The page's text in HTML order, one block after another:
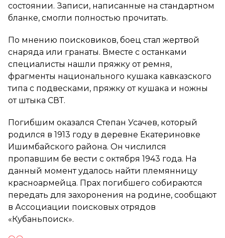
состоянии. Записи, написанные на стандартном
бланке, смогли полностью прочитать.
По мнению поисковиков, боец стал жертвой
снаряда или гранаты. Вместе с останками
специалисты нашли пряжку от ремня,
фрагменты национального кушака кавказского
типа с подвесками, пряжку от кушака и ножны
от штыка СВТ.
Погибшим оказался Степан Усачев, который
родился в 1913 году в деревне Екатериновке
Ишимбайского района. Он числился
пропавшим бе вести с октября 1943 года. На
данный момент удалось найти племянницу
красноармейца. Прах погибшего собираются
передать для захоронения на родине, сообщают
в Ассоциации поисковых отрядов
«Кубаньпоиск».